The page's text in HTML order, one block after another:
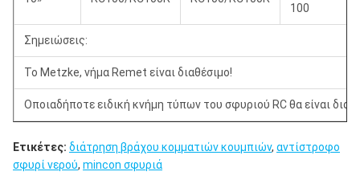
100
Σημειώσεις:
Το Metzke, νήμα Remet είναι διαθέσιμο!
Οποιαδήποτε ειδική κνήμη τύπων του σφυριού RC θα είναι
Ετικέτες: διάτρηση βράχου κομματιών κουμπιών, αντίστροφο
σφυρί νερού, mincon σφυριά